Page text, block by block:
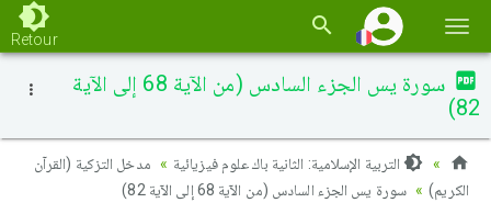
la
Retour
سورة يس الجزء السادس (من الآية 68 إلى الآية
82)
التربية الإسلامية: الثانية باك علوم فيزيائية
مدخل التزكية (القرآن
الكريم)
سورة يس الجزء السادس (من الآية 68 إلى الآية 82)